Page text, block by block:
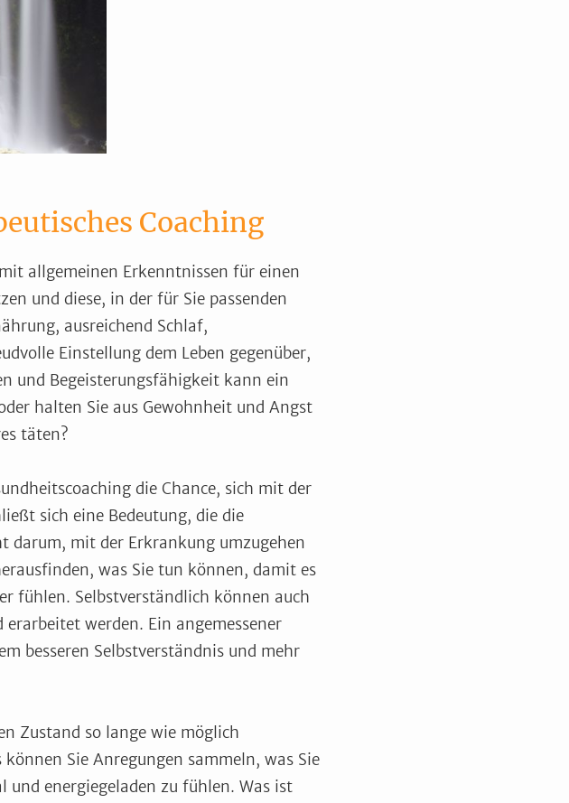
Coaching
allgemeinen Erkenntnissen für einen
und diese, in der für Sie passenden
ausreichend Schlaf,
Einstellung dem Leben gegenüber,
und Begeisterungsfähigkeit kann ein
halten Sie aus Gewohnheit und Angst
täten?
die Chance, sich mit der
sich eine Bedeutung, die die
darum, mit der Erkrankung umzugehen
was Sie tun können, damit es
fühlen. Selbstverständlich können auch
werden. Ein angemessener
besseren Selbstverständnis und mehr
Zustand so lange wie möglich
Sie Anregungen sammeln, was Sie
energiegeladen zu fühlen. Was ist